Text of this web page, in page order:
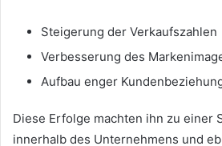
Steigerung der Verkaufszahlen
Verbesserung des
Aufbau enger
Diese Erfolge machten ihn zu einer
innerhalb des Unternehmens und